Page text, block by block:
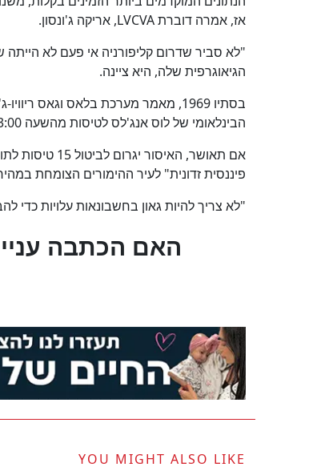
אז, אמרה דוברת LVCVA, אריקה ג'ונסון.
"לא סביר שדרום קליפורניה אי פעם לא הייתה
הגיאוגרפית שלה, היא ציינה.
בסתיו 1969, מאמר מערכת בלאס וגאס
הבינלאומי של לוס אנג'לס לטיסות מהשעה 23:00 עד 08:00 מדי יום.
אם תאושר,
פיננסית זדונית" לעיר ההימורים הצומחת
"לא צריך להיות גאון בחשבונאות עלויות
?האם הכתבה
YOU MIGHT ALSO LIKE